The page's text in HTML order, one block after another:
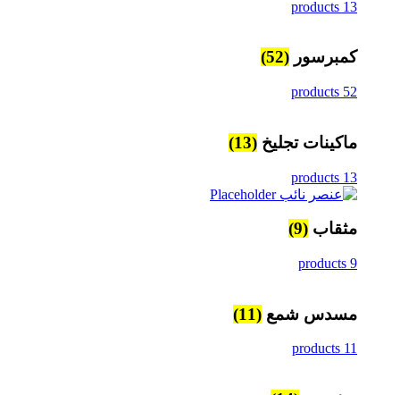
13 products
كمبرسور (52)
52 products
ماكينات تجليخ (13)
13 products
مثقاب (9)
9 products
مسدس شمع (11)
11 products